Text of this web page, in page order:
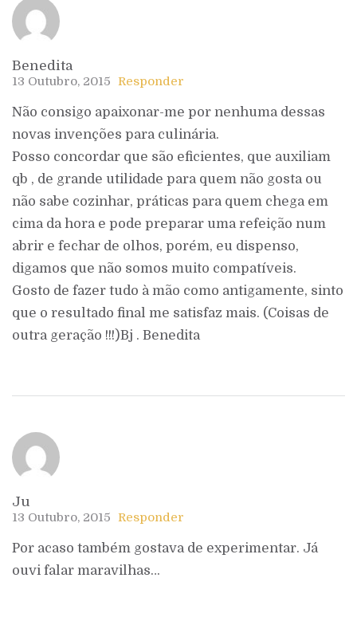
Benedita
13 Outubro, 2015 Responder
Não consigo apaixonar-me por nenhuma dessas
novas invenções para culinária.
Posso concordar que são eficientes, que auxiliam
qb , de grande utilidade para quem não gosta ou
não sabe cozinhar, práticas para quem chega em
cima da hora e pode preparar uma refeição num
abrir e fechar de olhos, porém, eu dispenso,
digamos que não somos muito compatíveis.
Gosto de fazer tudo à mão como antigamente, sinto
que o resultado final me satisfaz mais. (Coisas de
outra geração !!!)Bj . Benedita
Ju
13 Outubro, 2015 Responder
Por acaso também gostava de experimentar. Já
ouvi falar maravilhas…